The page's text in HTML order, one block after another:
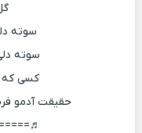
سوته
سوته
کسی که
حقیقت آدمو